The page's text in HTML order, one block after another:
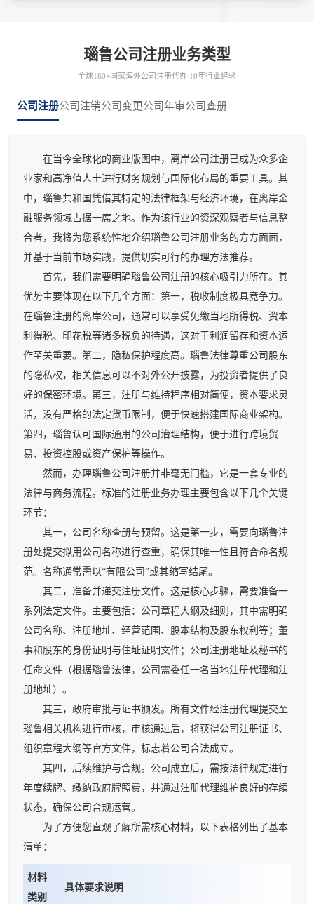
瑙鲁公司注册业务类型
全球180+国家海外公司注册代办 10年行业经验
公司注册公司注销公司变更公司年审公司查册
在当今全球化的商业版图中，离岸公司注册已成为众多企
业家和高净值人士进行财务规划与国际化布局的重要工具。其
中，瑙鲁共和国凭借其特定的法律框架与经济环境，在离岸金
融服务领域占据一席之地。作为该行业的资深观察者与信息整
合者，我将为您系统性地介绍瑙鲁公司注册业务的方方面面，
并基于当前市场实践，提供切实可行的办理方法推荐。
首先，我们需要明确瑙鲁公司注册的核心吸引力所在。其
优势主要体现在以下几个方面：第一，税收制度极具竞争力。
在瑙鲁注册的离岸公司，通常可以享受免缴当地所得税、资本
利得税、印花税等诸多税负的待遇，这对于利润留存和资本运
作至关重要。第二，隐私保护程度高。瑙鲁法律尊重公司股东
的隐私权，相关信息可以不对外公开披露，为投资者提供了良
好的保密环境。第三，注册与维持程序相对简便，资本要求灵
活，没有严格的法定货币限制，便于快速搭建国际商业架构。
第四，瑙鲁认可国际通用的公司治理结构，便于进行跨境贸
易、投资控股或资产保护等操作。
然而，办理瑙鲁公司注册并非毫无门槛，它是一套专业的
法律与商务流程。标准的注册业务办理主要包含以下几个关键
环节：
其一，公司名称查册与预留。这是第一步，需要向瑙鲁注
册处提交拟用公司名称进行查重，确保其唯一性且符合命名规
范。名称通常需以“有限公司”或其缩写结尾。
其二，准备并递交注册文件。这是核心步骤，需要准备一
系列法定文件。主要包括：公司章程大纲及细则，其中需明确
公司名称、注册地址、经营范围、股本结构及股东权利等；董
事和股东的身份证明与住址证明文件；公司注册地址及秘书的
任命文件（根据瑙鲁法律，公司需委任一名当地注册代理和注
册地址）。
其三，政府审批与证书颁发。所有文件经注册代理提交至
瑙鲁相关机构进行审核，审核通过后，将获得公司注册证书、
组织章程大纲等官方文件，标志着公司合法成立。
其四，后续维护与合规。公司成立后，需按法律规定进行
年度续牌、缴纳政府牌照费，并通过注册代理维护良好的存续
状态，确保公司合规运营。
为了方便您直观了解所需核心材料，以下表格列出了基本
清单：
材料
类别
具体要求说明